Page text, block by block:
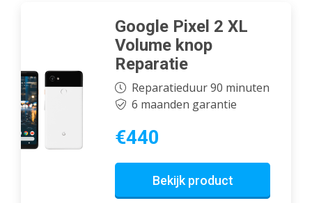
Google Pixel 2 XL
Volume knop
Reparatie
Reparatieduur 90 minuten
6 maanden garantie
€440
Bekijk product